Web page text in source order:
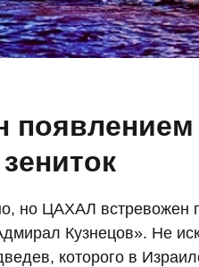
появлением
но ЦАХАЛ встревожен
Кузнецов». Не
которого в